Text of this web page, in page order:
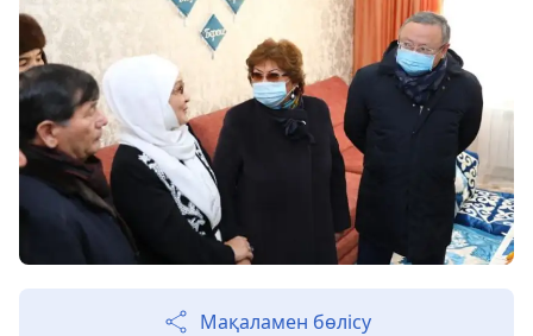
Мақаламен бөлісу